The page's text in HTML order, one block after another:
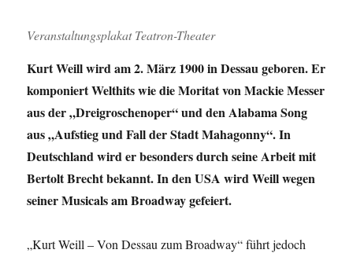
Veranstaltungsplakat Teatron-Theater
Kurt Weill wird am 2. März 1900 in Dessau geboren. Er
komponiert Welthits wie die Moritat von Mackie Messer
aus der „Dreigroschenoper“ und den Alabama Song
aus „Aufstieg und Fall der Stadt Mahagonny“. In
Deutschland wird er besonders durch seine Arbeit mit
Bertolt Brecht bekannt. In den USA wird Weill wegen
seiner Musicals am Broadway gefeiert.
„Kurt Weill – Von Dessau zum Broadway“ führt jedoch